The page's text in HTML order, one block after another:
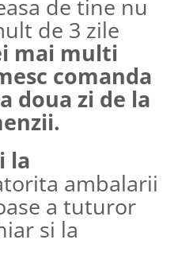
de tine nu
de 3 zile
mai multi
comanda
doua zi de la
la
ambalarii
a tuturor
si la